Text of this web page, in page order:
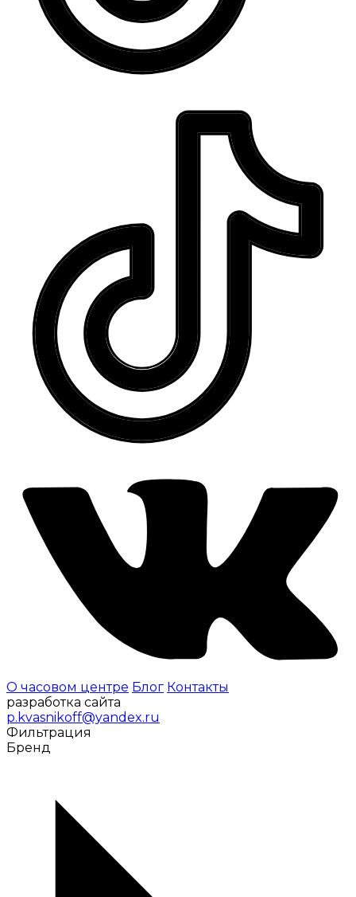
О часовом центре Блог Контакты
разработка сайта
p.kvasnikoff@yandex.ru
Фильтрация
Бренд